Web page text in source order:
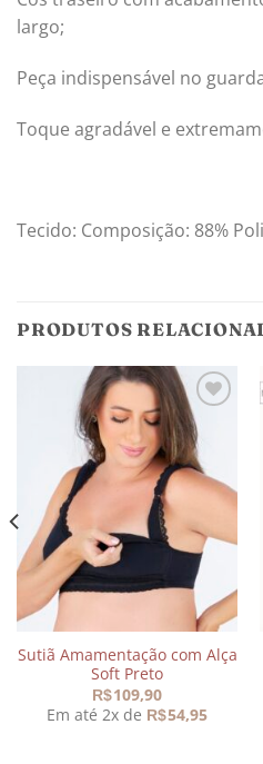
largo;
Peça indispensável no
Toque agradável e
Tecido: Composição: 88%
PRODUTOS
Adicionar
aos
meus
Sutiã Amamentação com Alça
Soft Preto
R$109,90
Em até 2x de R$54,95